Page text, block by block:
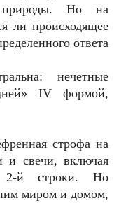
природы. Но на
ли происходящее
ответа
нечетные
IV формой,
строфа на
и свечи, включая
й строки. Но
миром и домом,